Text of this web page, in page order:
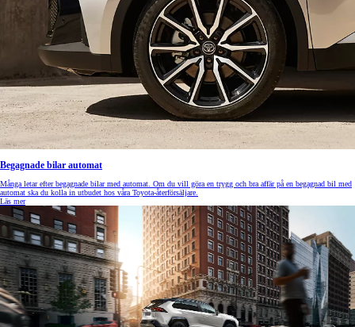
Begagnade bilar automat
Många letar efter begagnade bilar med automat. Om du vill göra en trygg och bra affär på en begagnad bil med
automat ska du kolla in utbudet hos våra Toyota-återförsäljare.
Läs mer